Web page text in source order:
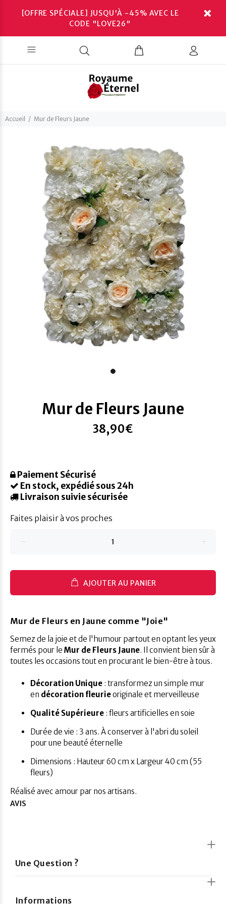
[OFFRE SPÉCIALE] JUSQU'À -45% AVEC LE
CODE "LOVE26"
Accueil Mur de Fleurs Jaune
Mur de Fleurs Jaune
38,90€
Paiement Sécurisé
En stock, expédié sous 24h
Livraison suivie sécurisée
Faites plaisir à vos proches
AJOUTER AU PANIER
Mur de Fleurs en Jaune comme "Joie"
Semez de la joie et de l'humour partout en optant les yeux
fermés pour le Mur de Fleurs Jaune. Il convient bien sûr à
toutes les occasions tout en procurant le bien-être à tous.
Décoration Unique : transformez un simple mur
en décoration fleurieoriginale et merveilleuse
Qualité Supérieure : fleurs artificielles en soie
Durée de vie : 3 ans. À conserver à l'abri du soleil
pour une beauté éternelle
Dimensions : Hauteur 60 cm x Largeur 40 cm (55
fleurs)
Réalisé avec amour par nos artisans.
AVIS
Une Question ?
Informations